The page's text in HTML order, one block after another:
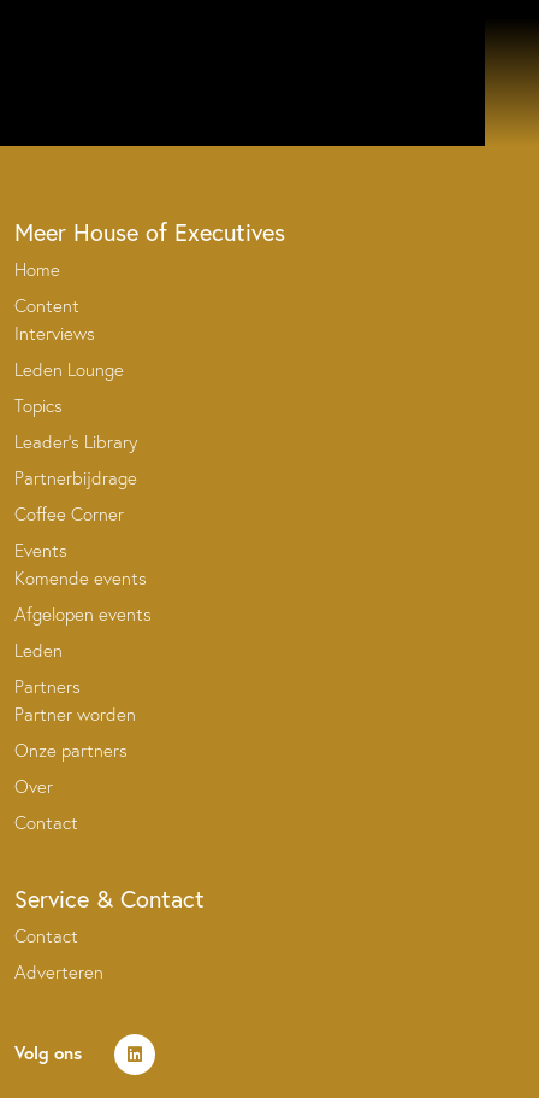
Meer House of Executives
Home
Content
Interviews
Leden Lounge
Topics
Leader’s Library
Partnerbijdrage
Coffee Corner
Events
Komende events
Afgelopen events
Leden
Partners
Partner worden
Onze partners
Over
Contact
Service & Contact
Contact
Adverteren
Volg ons